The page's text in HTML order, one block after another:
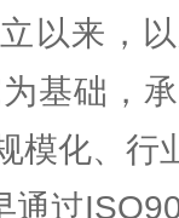
以来，
基础，
模化、行
通过